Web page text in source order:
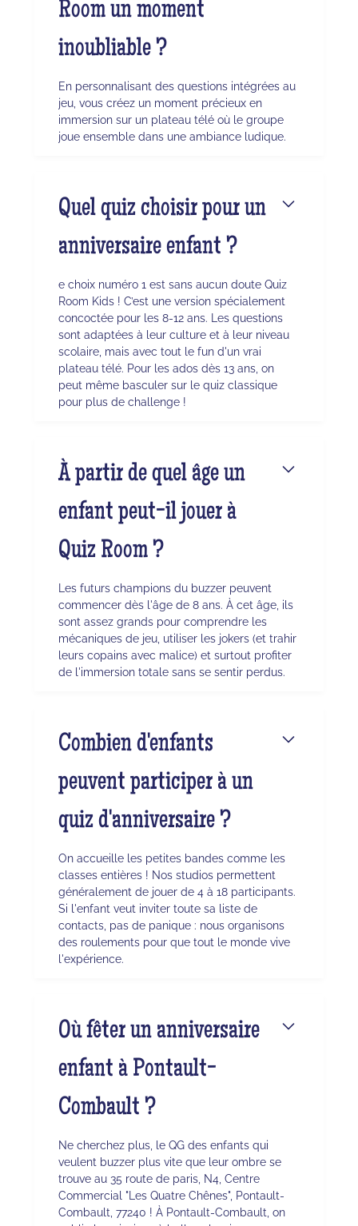
Room un moment
inoubliable ?
En personnalisant des questions intégrées au
jeu, vous créez un moment précieux en
immersion sur un plateau télé où le groupe
joue ensemble dans une ambiance ludique.
Quel quiz choisir pour un
anniversaire enfant ?
e choix numéro 1 est sans aucun doute Quiz
Room Kids ! C’est une version spécialement
concoctée pour les 8-12 ans. Les questions
sont adaptées à leur culture et à leur niveau
scolaire, mais avec tout le fun d'un vrai
plateau télé. Pour les ados dès 13 ans, on
peut même basculer sur le quiz classique
pour plus de challenge !
À partir de quel âge un
enfant peut-il jouer à
Quiz Room ?
Les futurs champions du buzzer peuvent
commencer dès l'âge de 8 ans. À cet âge, ils
sont assez grands pour comprendre les
mécaniques de jeu, utiliser les jokers (et trahir
leurs copains avec malice) et surtout profiter
de l'immersion totale sans se sentir perdus.
Combien d'enfants
peuvent participer à un
quiz d'anniversaire ?
On accueille les petites bandes comme les
classes entières ! Nos studios permettent
généralement de jouer de 4 à 18 participants.
Si l'enfant veut inviter toute sa liste de
contacts, pas de panique : nous organisons
des roulements pour que tout le monde vive
l'expérience.
Où fêter un anniversaire
enfant à Pontault-
Combault ?
Ne cherchez plus, le QG des enfants qui
veulent buzzer plus vite que leur ombre se
trouve au 35 route de paris, N4, Centre
Commercial "Les Quatre Chênes", Pontault-
Combault, 77240 ! À Pontault-Combault, on